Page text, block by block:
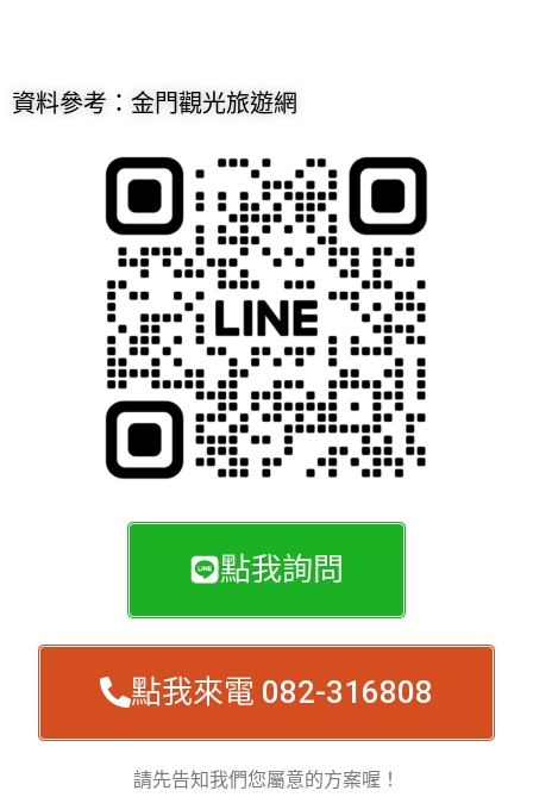
資料參考：金門觀光旅遊網
點我詢問
點我來電 082-316808
請先告知我們您屬意的方案喔！